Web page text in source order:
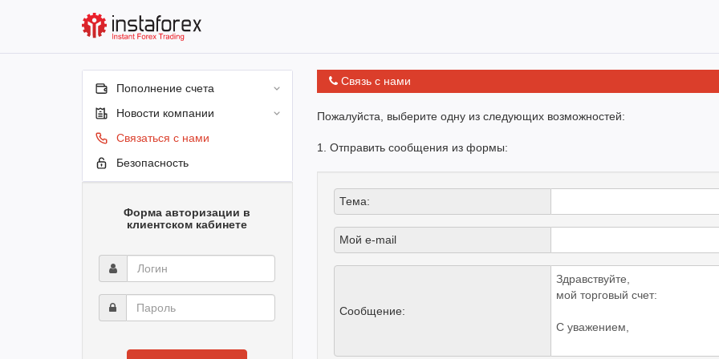
Пополнение счета
Новости компании
Связаться с нами
Безопасность
Форма авторизации в
клиентском кабинете
Логин
Пароль
Связь с нами
Пожалуйста, выберите одну из следующих возможностей:
1. Отправить сообщения из формы:
Тема:
Мой e-mail
Сообщение: